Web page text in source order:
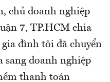
chủ doanh nghiệp
7, TP.HCM chia
gia đình tôi đã chuyển
doanh nghiệp
thanh toán